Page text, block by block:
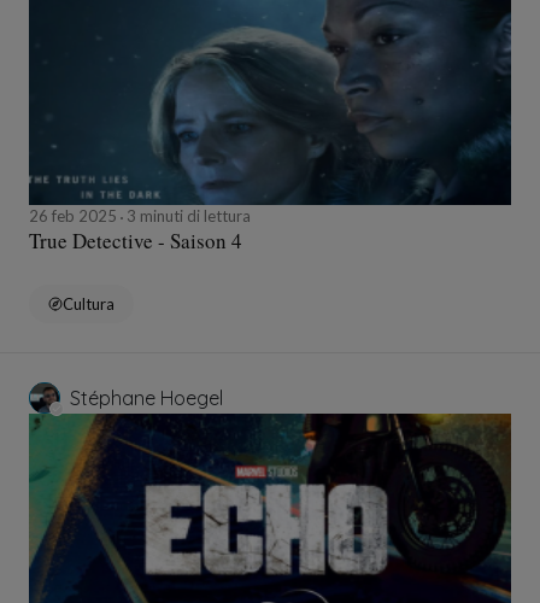
26 feb 2025 3 minuti di lettura
True Detective - Saison 4
Cultura
Stéphane Hoegel